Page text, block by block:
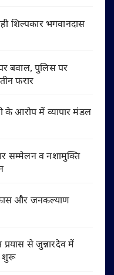
शिल्पकार भगवानदास
बवाल, पुलिस पर
फरार
के आरोप में व्यापार मंडल
सम्मेलन व नशामुक्ति
और जनकल्याण
से जुन्नारदेव में
शुरू